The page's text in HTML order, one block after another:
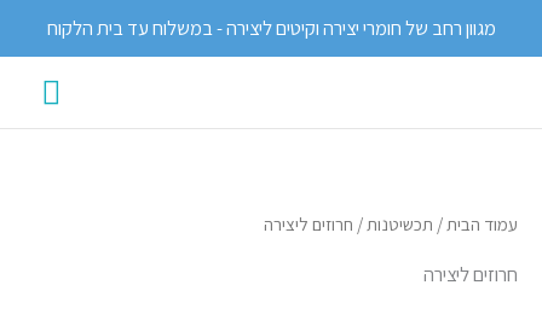
מגוון רחב של חומרי יצירה וקיטים ליצירה - במשלוח עד בית הלקוח
עמוד הבית/ תכשיטנות/ חרוזים ליצירה
חרוזים ליצירה